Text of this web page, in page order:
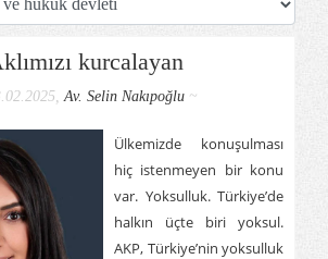
kurcalayan
Av. Selin Nakıpoğlu~
Ülkemizde konuşulması
hiç istenmeyen bir konu
var. Yoksulluk. Türkiye’de
halkın üçte biri yoksul.
AKP, Türkiye’nin yoksulluk